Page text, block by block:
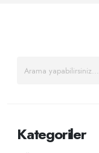
Kategoriler